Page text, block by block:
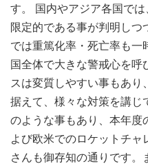
す。 国内やアジア各国で
限定的である事が判明しつ
では重篤化率・死亡率も一
国全体で大きな警戒心を
スは変質しやすい事もあり
据えて、様々な対策を講じ
のような事もあり、本年度
よび欧米でのロケットチャ
さんも御存知の通りです